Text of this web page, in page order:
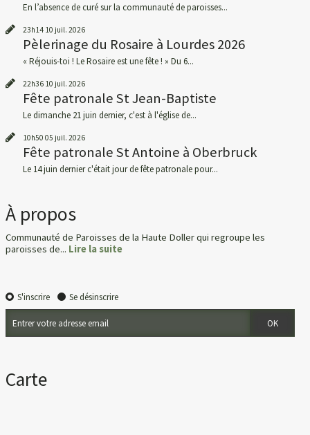
En l’absence de curé sur la communauté de paroisses...
23h14 10 juil. 2026
Pèlerinage du Rosaire à Lourdes 2026
« Réjouis-toi ! Le Rosaire est une fête ! » Du 6...
22h36 10 juil. 2026
Fête patronale St Jean-Baptiste
Le dimanche 21 juin dernier, c'est à l'église de...
10h50 05 juil. 2026
Fête patronale St Antoine à Oberbruck
Le 14 juin dernier c'était jour de fête patronale pour...
À propos
Communauté de Paroisses de la Haute Doller qui regroupe les
paroisses de... Lire la suite
S'inscrire Se désinscrire
Carte